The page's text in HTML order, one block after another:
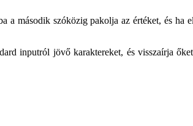
a második szóközig pakolja az értéket, és
inputról jövő karaktereket, és visszaírja